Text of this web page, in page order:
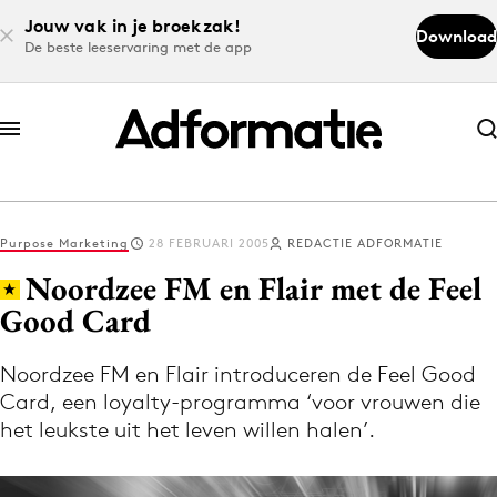
Jouw vak in je broekzak!
De beste leeservaring met de app
Download
Abonneer nu
Abonneer nu
Log in
Volg het laatste nieuws via de Adformatie
Nieuws app
Purpose Marketing 28 FEBRUARI 2005 REDACTIE ADFORMATIE
Noordzee FM en Flair met de Feel
Good Card
Noordzee FM en Flair introduceren de Feel Good
Card, een loyalty-programma ‘voor vrouwen die
het leukste uit het leven willen halen’.